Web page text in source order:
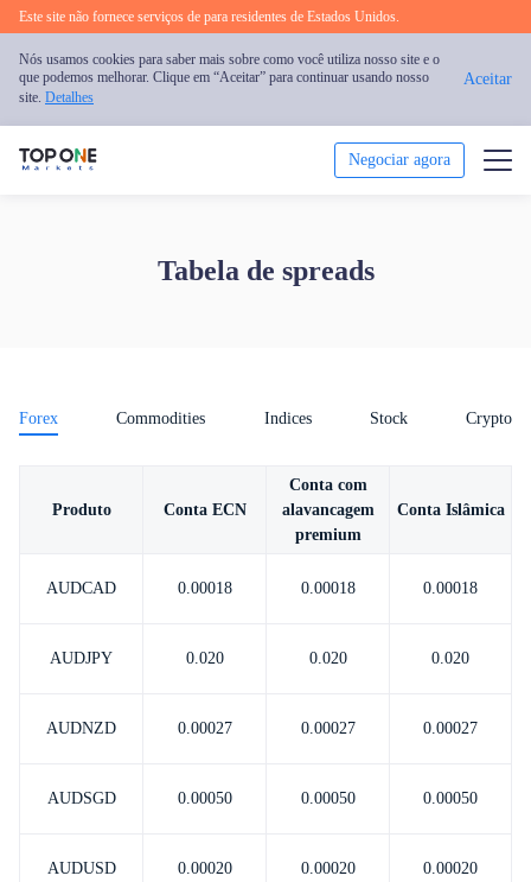
Este site não fornece serviços de para residentes de Estados Unidos.
Nós usamos cookies para saber mais sobre como você utiliza nosso site e o
que podemos melhorar. Clique em “Aceitar” para continuar usando nosso
site. Detalhes
Aceitar
Negociar agora
Português
Trader Partners
Tabela de spreads
Forex Commodities Indices Stock Crypto
Produto Conta ECN
Conta com
alavancagem
premium
Conta Islâmica
AUDCAD 0.00018 0.00018 0.00018
AUDJPY 0.020 0.020 0.020
AUDNZD 0.00027 0.00027 0.00027
AUDSGD 0.00050 0.00050 0.00050
AUDUSD 0.00020 0.00020 0.00020